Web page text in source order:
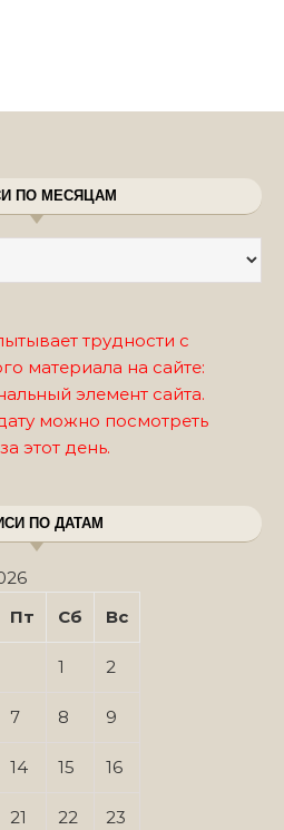
ПО МЕСЯЦАМ
трудности с
материала на сайте:
элемент сайта.
можно посмотреть
этот день.
ПО ДАТАМ
Пт Сб Вс
1 2
7 8 9
14 15 16
21 22 23